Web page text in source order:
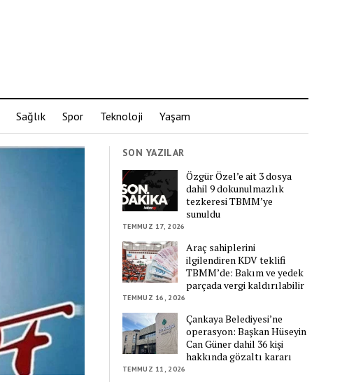
Sağlık Spor Teknoloji Yaşam
SON YAZILAR
Özgür Özel’e ait 3 dosya
dahil 9 dokunulmazlık
tezkeresi TBMM’ye
sunuldu
TEMMUZ 17, 2026
Araç sahiplerini
ilgilendiren KDV teklifi
TBMM’de: Bakım ve yedek
parçada vergi kaldırılabilir
TEMMUZ 16, 2026
Çankaya Belediyesi’ne
operasyon: Başkan Hüseyin
Can Güner dahil 36 kişi
hakkında gözaltı kararı
TEMMUZ 11, 2026